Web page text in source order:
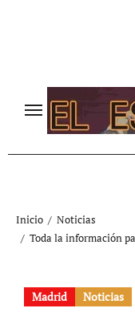
Inicio
Noticias
Toda la información
Madrid Noticias